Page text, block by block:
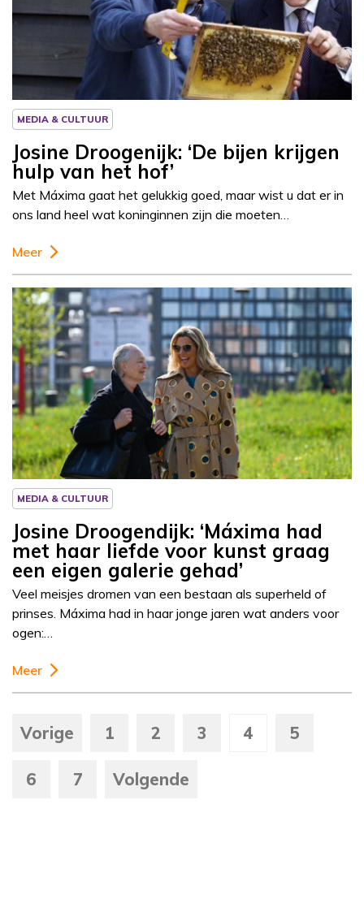
Column
Josine Droogendijk
MEDIA & CULTUUR
Josine Droogenijk: ‘De bijen krijgen
hulp van het hof’
Met Máxima gaat het gelukkig goed, maar wist u dat er in
ons land heel wat koninginnen zijn die moeten…
Meer
Column
Josine Droogendijk
MEDIA & CULTUUR
Josine Droogendijk: ‘Máxima had
met haar liefde voor kunst graag
een eigen galerie gehad’
Veel meisjes dromen van een bestaan als superheld of
prinses. Máxima had in haar jonge jaren wat anders voor
ogen:…
Meer
Vorige 1 2 3 4 5
6 7 Volgende